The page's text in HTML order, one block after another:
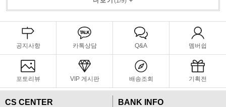
공지사항 카톡상담 Q&A 멤버쉽
포토리뷰 VIP 게시판 배송조회 기획전
CS CENTER
BANK INFO